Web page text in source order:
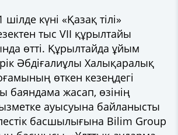
күні «Қазақ тілі»
тыс VII құрылтайы
өтті. Құрылтайда ұйым
Әбдіғалиұлы Халықаралық
өткен кезеңдегі
баяндама жасап, өзінің
ауысуына байланысты
басшылығына Bilim Group